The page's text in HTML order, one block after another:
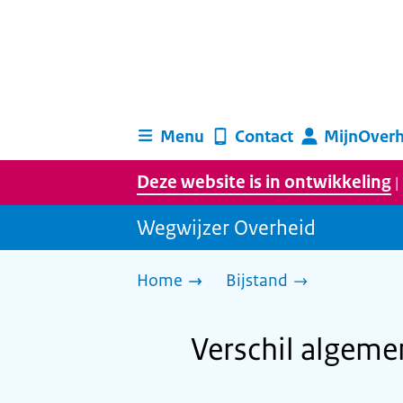
Menu
Contact
Deze website is in ontwikkeling |
Wegwijzer Overheid
Home Bijstand
Verschil